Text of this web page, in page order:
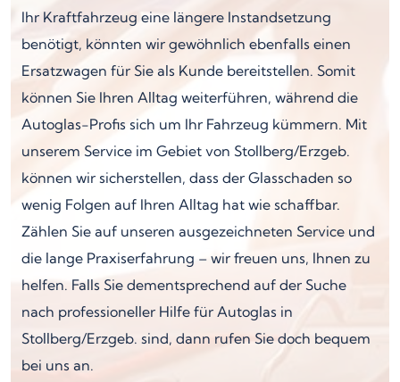
Ihr Kraftfahrzeug eine längere Instandsetzung
benötigt, könnten wir gewöhnlich ebenfalls einen
Ersatzwagen für Sie als Kunde bereitstellen. Somit
können Sie Ihren Alltag weiterführen, während die
Autoglas-Profis sich um Ihr Fahrzeug kümmern. Mit
unserem Service im Gebiet von Stollberg/Erzgeb.
können wir sicherstellen, dass der Glasschaden so
wenig Folgen auf Ihren Alltag hat wie schaffbar.
Zählen Sie auf unseren ausgezeichneten Service und
die lange Praxiserfahrung – wir freuen uns, Ihnen zu
helfen. Falls Sie dementsprechend auf der Suche
nach professioneller Hilfe für Autoglas in
Stollberg/Erzgeb. sind, dann rufen Sie doch bequem
bei uns an.